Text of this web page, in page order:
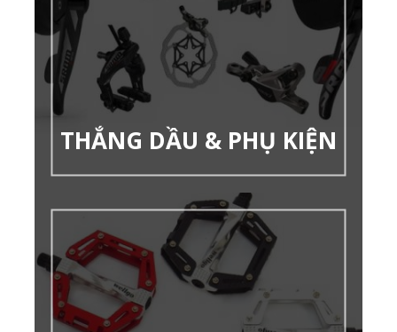
THẮNG DẦU & PHỤ KIỆN